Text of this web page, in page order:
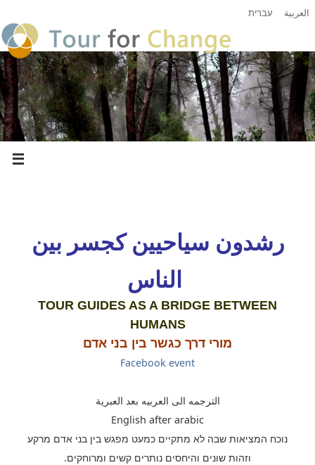
עברית العربية
رشدون سياحيين كجسر بين
TOUR GUIDES AS A BRIDGE BETWEEN
HUMANS
מורי דרך כגשר בין בני אדם
​Facebook event
الترجمه الى العربيه بعد العبرية
English after arabic
נוכח המציאות שבה לא מתקיים כמעט מפגש בין בני אדם מרקע
וזהות שונים והיחסים נותרים קשים ומרוחקים.